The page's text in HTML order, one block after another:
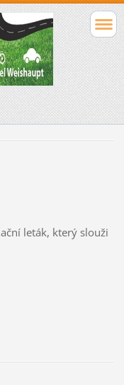
leták, který slouži